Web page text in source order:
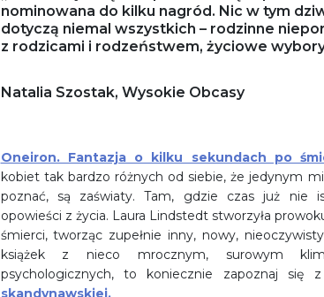
nominowana do kilku nagród. Nic w tym
dotyczą niemal wszystkich – rodzinne
z rodzicami i rodzeństwem, życiowe
Natalia Szostak, Wysokie Obcasy
Oneiron. Fantazja o kilku sekundach po
kobiet tak bardzo różnych od siebie, że jedynym
poznać, są zaświaty. Tam, gdzie czas już nie
opowieści z życia. Laura Lindstedt stworzyła
śmierci, tworząc zupełnie inny, nowy,
książek z nieco mrocznym, surowym
psychologicznych, to koniecznie zapoznaj się
skandynawskiej.